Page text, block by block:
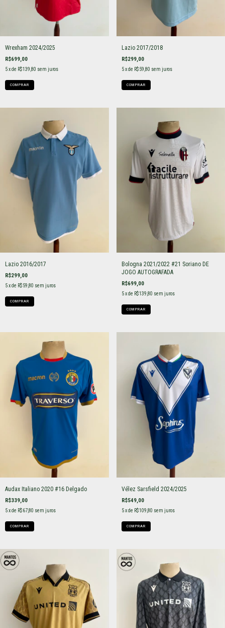
Wrexham 2024/2025
R$699,00
5x de R$139,80 sem juros
COMPRAR
Lazio 2017/2018
R$299,00
5 x de R$59,80 sem juros
COMPRAR
Lazio 2016/2017
R$299,00
5x de R$59,80 sem juros
COMPRAR
Bologna 2021/2022 #21 Soriano DE
JOGO AUTOGRAFADA
R$699,00
5 x de R$139,80 sem juros
COMPRAR
Audax Italiano 2020 #16 Delgado
R$339,00
5x de R$67,80 sem juros
COMPRAR
Vélez Sarsfield 2024/2025
R$549,00
5 x de R$109,80 sem juros
COMPRAR